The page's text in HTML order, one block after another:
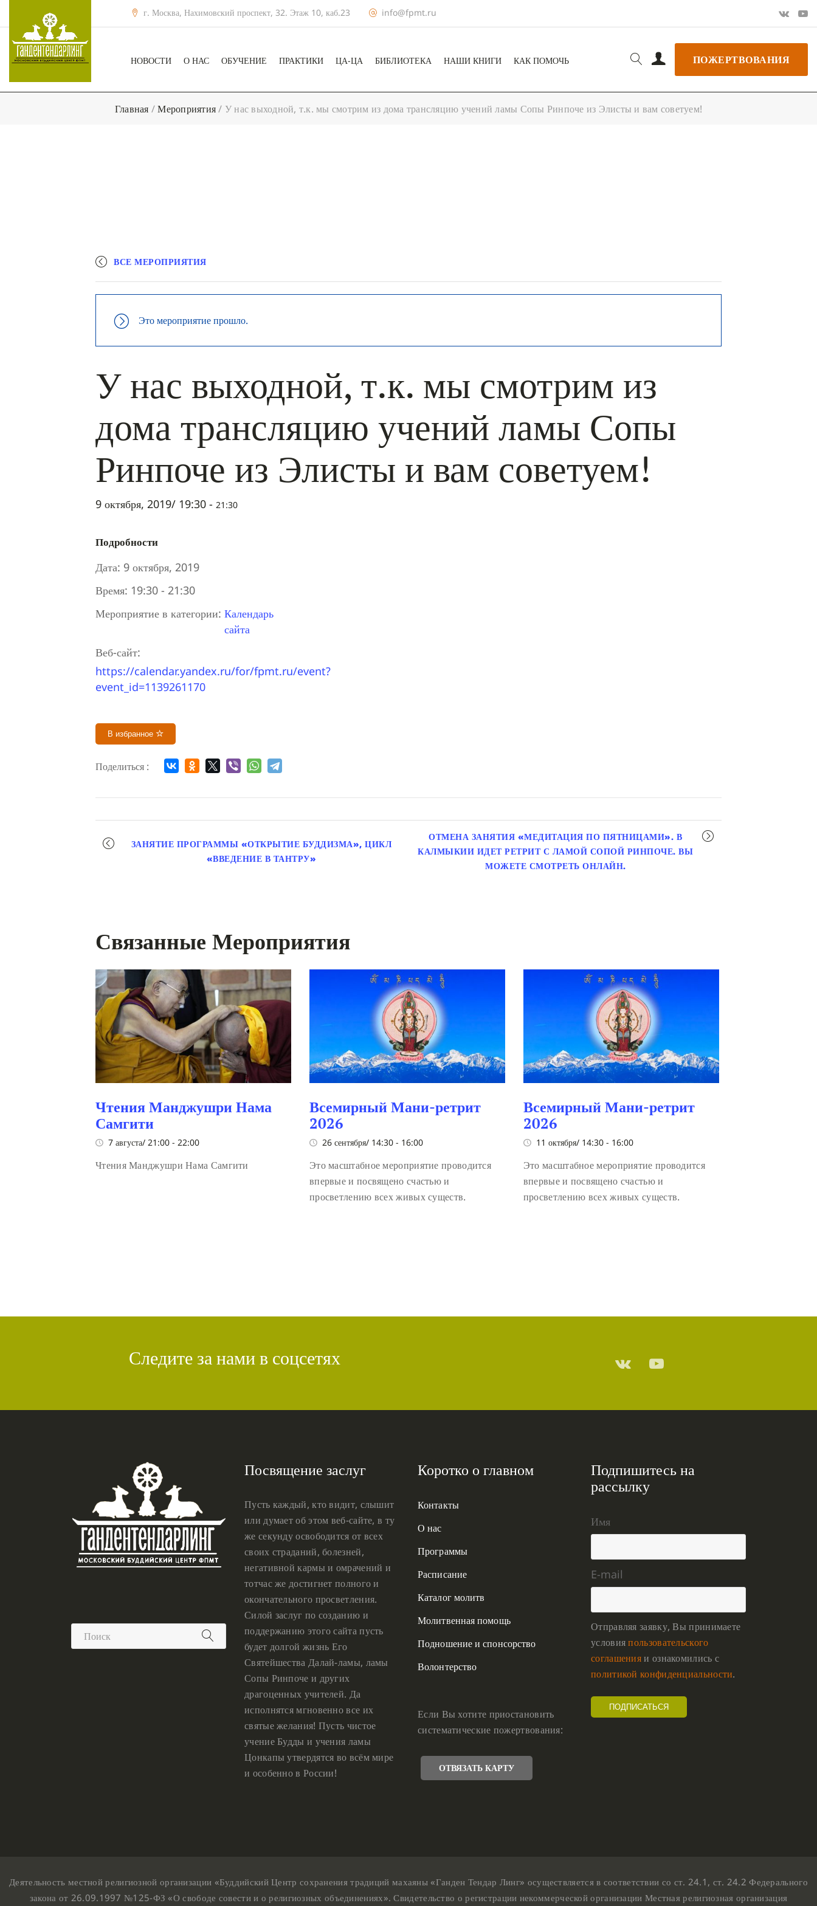
г. Москва, Нахимовский проспект, 32. Этаж 10, каб.23 info@fpmt.ru
НОВОСТИ О НАС ОБУЧЕНИЕ ПРАКТИКИ ЦА-ЦА БИБЛИОТЕКА НАШИ КНИГИ КАК ПОМОЧЬ ПОЖЕРТВОВАНИЯ
Главная /Мероприятия/ У нас выходной, т.к. мы смотрим из дома трансляцию учений ламы Сопы Ринпоче из Элисты и вам советуем!
ВСЕ МЕРОПРИЯТИЯ
Это мероприятие прошло.
У нас выходной, т.к. мы смотрим из
дома трансляцию учений ламы Сопы
Ринпоче из Элисты и вам советуем!
9 октября, 2019/ 19:30 - 21:30
Подробности
Дата: 9 октября, 2019
Время: 19:30 - 21:30
Мероприятие в категории: Календарь
сайта
Веб-сайт:
https://calendar.yandex.ru/for/fpmt.ru/event?
event_id=1139261170
В избранное
Поделиться :
Мероприятие
навигация
ЗАНЯТИЕ ПРОГРАММЫ «ОТКРЫТИЕ БУДДИЗМА», ЦИКЛ
«ВВЕДЕНИЕ В ТАНТРУ»
ОТМЕНА ЗАНЯТИЯ «МЕДИТАЦИЯ ПО ПЯТНИЦАМИ». В
КАЛМЫКИИ ИДЕТ РЕТРИТ С ЛАМОЙ СОПОЙ РИНПОЧЕ. ВЫ
МОЖЕТЕ СМОТРЕТЬ ОНЛАЙН.
Связанные Мероприятия
Чтения Манджушри Нама
Самгити
7 августа/ 21:00 - 22:00
Чтения Манджушри Нама Самгити
Всемирный Мани-ретрит
2026
26 сентября/ 14:30- 16:00
Это масштабное мероприятие проводится
впервые и посвящено счастью и
просветлению всех живых существ.
Всемирный Мани-ретрит
2026
11 октября/ 14:30- 16:00
Это масштабное мероприятие проводится
впервые и посвящено счастью и
просветлению всех живых существ.
Следите за нами в соцсетях
Посвящение заслуг
Пусть каждый, кто видит, слышит
или думает об этом веб-сайте, в ту
же секунду освободится от всех
своих страданий, болезней,
негативной кармы и омрачений и
тотчас же достигнет полного и
окончательного просветления.
Силой заслуг по созданию и
поддержанию этого сайта пусть
будет долгой жизнь Его
Святейшества Далай-ламы, ламы
Сопы Ринпоче и других
драгоценных учителей. Да
исполнятся мгновенно все их
святые желания! Пусть чистое
учение Будды и учения ламы
Цонкапы утвердятся во всём мире
и особенно в России!
Коротко о главном
Контакты
О нас
Программы
Расписание
Каталог молитв
Молитвенная помощь
Подношение и спонсорство
Волонтерство
Если Вы хотите приостановить
систематические пожертвования:
ОТВЯЗАТЬ КАРТУ
Подпишитесь на
рассылку
Имя
E-mail
Отправляя заявку, Вы принимаете
условияпользовательского
соглашенияи ознакомились с
политикой конфиденциальности.
Деятельность местной религиозной организации «Буддийский Центр сохранения традиций махаяны «Ганден Тендар Линг» осуществляется в соответствии со ст. 24.1, ст. 24.2 Федерального
закона от 26.09.1997 №125-ФЗ «О свободе совести и о религиозных объединениях». Свидетельство о регистрации некоммерческой организации Местная религиозная организация